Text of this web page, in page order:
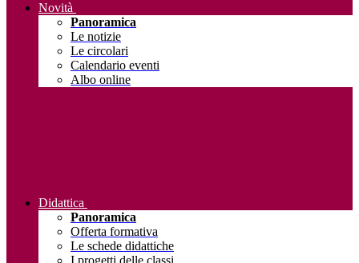
Novità
Panoramica
Le notizie
Le circolari
Calendario eventi
Albo online
Didattica
Panoramica
Offerta formativa
Le schede didattiche